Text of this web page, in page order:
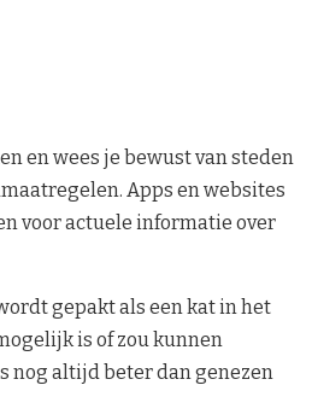
en wees je bewust van steden
Apps en websites
voor actuele informatie over
gepakt als een kat in het
is of zou kunnen
nog altijd beter dan genezen